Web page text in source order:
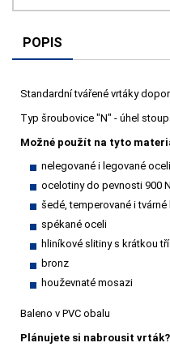
POPIS
Standardní tvářené vrtáky
Typ šroubovice "N" - úhel
Možné použít na tyto
nelegované i legované oceli
ocelotiny do pevnosti 900
šedé, temperované i tvárné
spékané oceli
hliníkové slitiny s krátkou
bronz
houževnaté mosazi
Baleno v PVC obalu
Plánujete si nabrousit vrták?